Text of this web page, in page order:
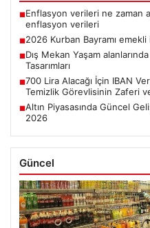
■Enflasyon verileri ne zaman
enflasyon verileri
■2026 Kurban Bayramı
■Dış Mekan Yaşam
Tasarımları
■700 Lira Alacağı İçin IBAN
Temizlik Görevlisinin Zaferi
■Altın Piyasasında Güncel
2026
Güncel